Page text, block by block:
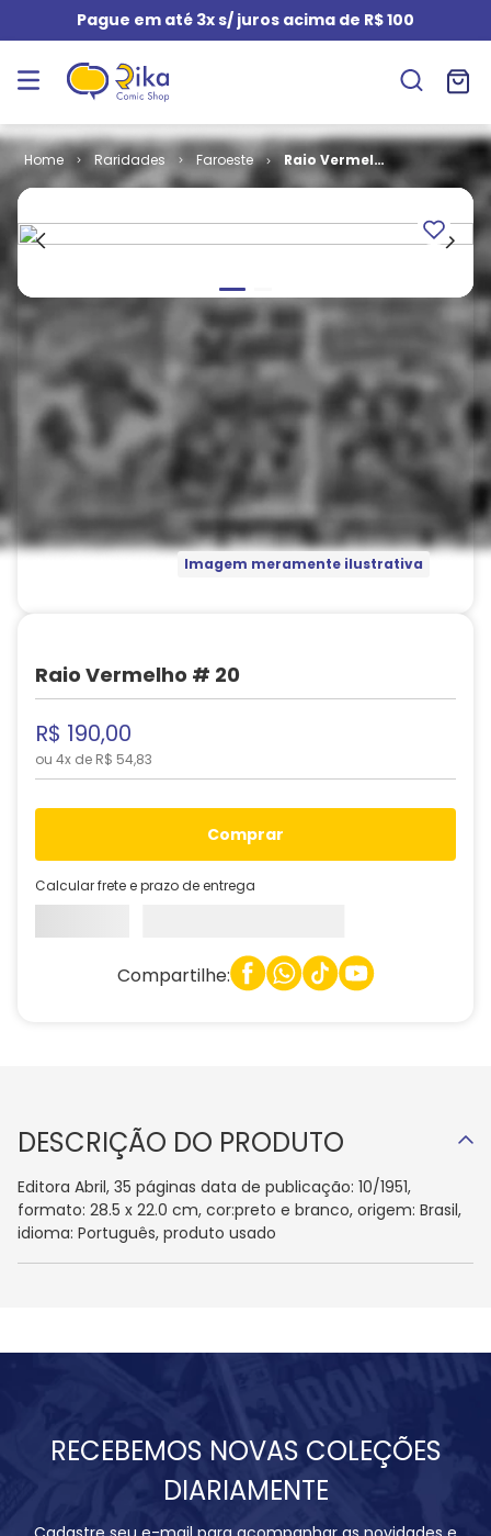
Pague em até 3x s/ juros acima de R$ 100
Raridades Faroeste
Raio Vermelho
Imagem meramente ilustrativa
Raio Vermelho # 20
R$ 190,00
ou 4x de R$ 54,83
comprar
Calcular frete e prazo de entrega
Compartilhe:
DESCRIÇÃO DO PRODUTO
Editora Abril, 35 páginas data de publicação: 10/1951,
formato: 28.5 x 22.0 cm, cor:preto e branco, origem: Brasil,
idioma: Português, produto usado
RECEBEMOS NOVAS COLEÇÕES
DIARIAMENTE